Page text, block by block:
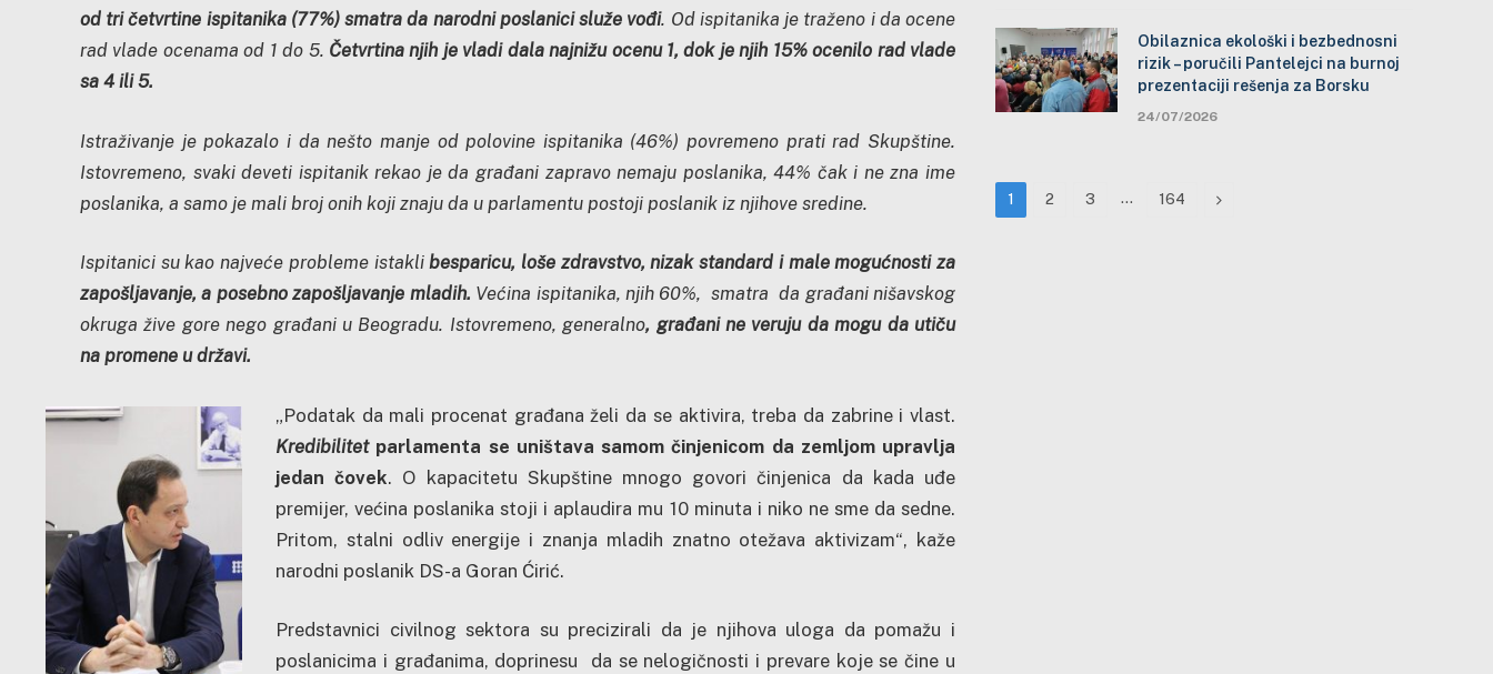
od tri četvrtine ispitanika (77%) smatra da narodni poslanici služe vođi. Od ispitanika je traženo i da ocene
rad vlade ocenama od 1 do 5. Četvrtina njih je vladi dala najnižu ocenu 1, dok je njih 15% ocenilo rad vlade
sa 4 ili 5.
Istraživanje je pokazalo i da nešto manje od polovine ispitanika (46%) povremeno prati rad Skupštine.
Istovremeno, svaki deveti ispitanik rekao je da građani zapravo nemaju poslanika, 44% čak i ne zna ime
poslanika, a samo je mali broj onih koji znaju da u parlamentu postoji poslanik iz njihove sredine.
Ispitanici su kao najveće probleme istaklibesparicu, loše zdravstvo, nizak standard i male mogućnosti za
zapošljavanje, a posebno zapošljavanje mladih. Većina ispitanika, njih 60%, smatra da građani nišavskog
okruga žive gore nego građani u Beogradu. Istovremeno, generalno, građani ne veruju da mogu da utiču
na promene u državi.
„Podatak da mali procenat građana želi da se aktivira, treba da zabrine i vlast.
Kredibilitet parlamenta se uništava samom činjenicom da zemljom upravlja
jedan čovek. O kapacitetu Skupštine mnogo govori činjenica da kada uđe
premijer, većina poslanika stoji i aplaudira mu 10 minuta i niko ne sme da sedne.
Pritom, stalni odliv energije i znanja mladih znatno otežava aktivizam“, kaže
narodni poslanik DS-a Goran Ćirić.
Predstavnici civilnog sektora su precizirali da je njihova uloga da pomažu i
poslanicima i građanima, doprinesu da se nelogičnosti i prevare koje se čine u
Obilaznica ekološki i bezbednosni
rizik – poručili Pantelejci na burnoj
prezentaciji rešenja za Borsku
24/07/2026
1 2 3 … 164 Next